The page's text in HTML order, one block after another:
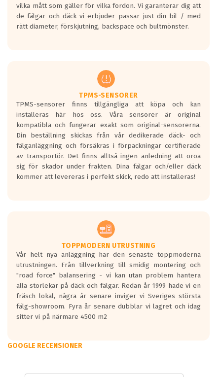
vilka mått som gäller för vilka fordon. Vi garanterar dig att
de fälgar och däck vi erbjuder passar just din bil / med
rätt diameter, förskjutning, backspace och bultmönster.
TPMS-SENSORER
TPMS-sensorer finns tillgängliga att köpa och kan
installeras här hos oss. Våra sensorer är original
kompatibla och fungerar exakt som original-sensorerna.
Din beställning skickas från vår dedikerade däck- och
fälganläggning och försäkras i förpackningar certifierade
av transportör. Det finns alltså ingen anledning att oroa
sig för skador under frakten. Dina fälgar och/eller däck
kommer att levereras i perfekt skick, redo att installeras!
TOPPMODERN UTRUSTNING
Vår helt nya anläggning har den senaste toppmoderna
utrustningen. Från tillverkning till smidig montering och
"road force" balansering - vi kan utan problem hantera
alla storlekar på däck och fälgar. Redan år 1999 hade vi en
fräsch lokal, några år senare inviger vi Sveriges största
fälg-showroom. Fyra år senare dubblar vi lagret och idag
sitter vi på närmare 4500 m2
GOOGLE RECENSIONER